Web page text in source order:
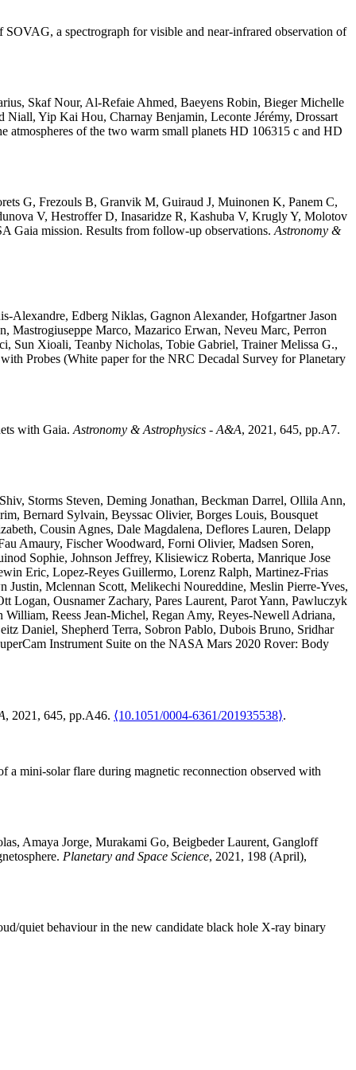
SOVAG, a spectrograph for visible and near-infrared observation of
, Skaf Nour, Al-Refaie Ahmed, Baeyens Robin, Bieger Michelle
Niall, Yip Kai Hou, Charnay Benjamin, Leconte Jérémy, Drossart
atmospheres of the two warm small planets HD 106315 c and HD
G, Frezouls B, Granvik M, Guiraud J, Muinonen K, Panem C,
V, Hestroffer D, Inasaridze R, Kashuba V, KruglyY, Molotov
Gaia mission. Results from follow-up observations. Astronomy &
Alexandre, Edberg Niklas, Gagnon Alexander, Hofgartner Jason
, Mastrogiuseppe Marco, Mazarico Erwan, Neveu Marc, Perron
, Sun Xioali, Teanby Nicholas, Tobie Gabriel, Trainer Melissa G.,
Probes (White paper for the NRC Decadal Survey for Planetary
with Gaia. Astronomy & Astrophysics - A&A, 2021, 645, pp.A7.
Shiv, Storms Steven, Deming Jonathan, Beckman Darrel, Ollila Ann,
, Bernard Sylvain, Beyssac Olivier, Borges Louis, Bousquet
, Cousin Agnes, Dale Magdalena, Deflores Lauren, Delapp
Amaury, Fischer Woodward, Forni Olivier, Madsen Soren,
Sophie, Johnson Jeffrey, Klisiewicz Roberta, Manrique Jose
Eric, Lopez-Reyes Guillermo, Lorenz Ralph, Martinez-Frias
Justin, Mclennan Scott, Melikechi Noureddine, Meslin Pierre-Yves,
Logan, Ousnamer Zachary, Pares Laurent, ParotYann, Pawluczyk
William, Reess Jean-Michel, Regan Amy, Reyes-Newell Adriana,
Daniel, Shepherd Terra, Sobron Pablo, Dubois Bruno, Sridhar
Instrument Suite on the NASA Mars 2020 Rover: Body
, 2021, 645, pp.A46. ⟨10.1051/0004-6361/201935538⟩.
a mini-solar flare during magnetic reconnection observed with
, Amaya Jorge, Murakami Go, Beigbeder Laurent, Gangloff
. Planetary and Space Science, 2021, 198 (April),
quiet behaviour in the new candidate black hole X-ray binary